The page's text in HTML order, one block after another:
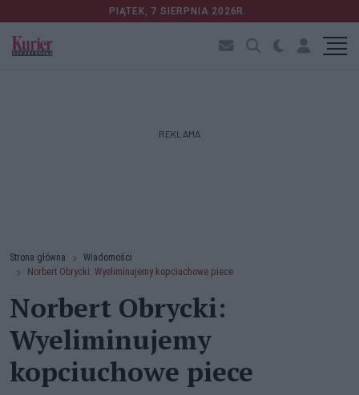
PIĄTEK, 7 SIERPNIA 2026R.
REKLAMA
Strona główna
Wiadomości
Norbert Obrycki: Wyeliminujemy kopciuchowe piece
Norbert Obrycki:
Wyeliminujemy
kopciuchowe piece